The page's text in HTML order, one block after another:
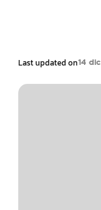
Last updated on14